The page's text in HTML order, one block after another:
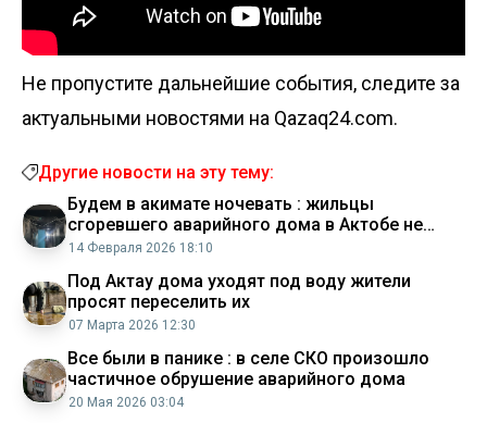
Не пропустите дальнейшие события, следите за
актуальными новостями на Qazaq24.com.
Другие новости на эту тему:
Будем в акимате ночевать : жильцы
сгоревшего аварийного дома в Актобе не
знают, куда им идти
14 Февраля 2026 18:10
Под Актау дома уходят под воду жители
просят переселить их
07 Марта 2026 12:30
Все были в панике : в селе СКО произошло
частичное обрушение аварийного дома
20 Мая 2026 03:04